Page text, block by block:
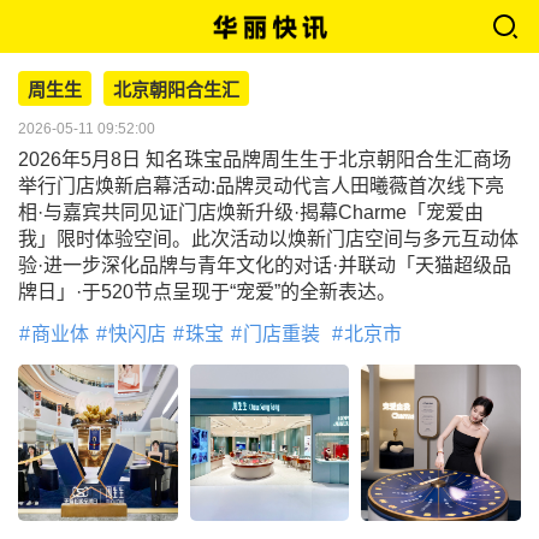
周生生 北京朝阳合生汇
2026-05-11 09:52:00
2026年5月8日 知名珠宝品牌周生生于北京朝阳合生汇商场
举行门店焕新启幕活动:品牌灵动代言人田曦薇首次线下亮
相·与嘉宾共同见证门店焕新升级·揭幕Charme「宠爱由
我」限时体验空间。此次活动以焕新门店空间与多元互动体
验·进一步深化品牌与青年文化的对话·并联动「天猫超级品
牌日」·于520节点呈现于“宠爱”的全新表达。
商业体 快闪店 珠宝 门店重装 北京市